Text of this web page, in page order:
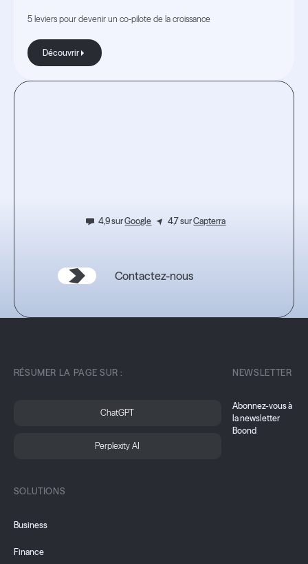
5 leviers pour devenir un co-pilote de la croissance
Découvrir
Découvrir
4,9 surGoogle 4,7 surCapterra
Contactez-nous
RÉSUMER LA PAGE SUR :
ChatGPT
Perplexity AI
SOLUTIONS
Business
Finance
NEWSLETTER
Abonnez-vous à
la newsletter
Boond